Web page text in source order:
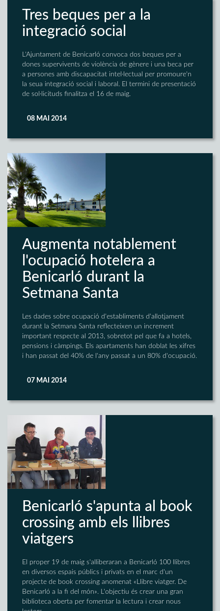
Tres beques per a la
integració social
L'Ajuntament de Benicarló convoca dos beques per a
dones supervivents de violència de gènere i una beca per
a persones amb discapacitat intel·lectual per promoure'n
la seua integració social i laboral. El termini de presentació
de sol·licituds finalitza el 16 de maig.
08 MAI 2014
Augmenta notablement
l'ocupació hotelera a
Benicarló durant la
Setmana Santa
Les dades sobre ocupació d'establiments d'allotjament
durant la Setmana Santa reflecteixen un increment
important respecte al 2013, sobretot pel que fa a hotels,
pensions i càmpings. Els apartaments han doblat les xifres
i han passat del 40% de l'any passat a un 80% d'ocupació.
07 MAI 2014
Benicarló s'apunta al book
crossing amb els llibres
viatgers
El proper 19 de maig s'alliberaran a Benicarló 100 llibres
en diversos espais públics i privats en el marc d'un
projecte de book crossing anomenat «Llibre viatger. De
Benicarló a la fi del món». L'objectiu és crear una gran
biblioteca oberta per fomentar la lectura i crear nous